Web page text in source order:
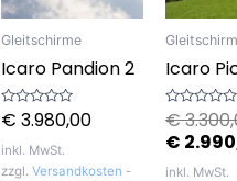
Gleitschirme
Icaro Pandion 2
Bewertet
mit
von
5
€ 3.980,00
inkl. MwSt.
zzgl. Versandkosten -
Icaro
Bewertet
mit
0
5
€
€
inkl. MwSt.